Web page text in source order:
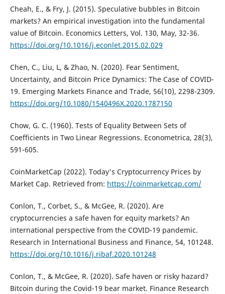
Cheah, E., & Fry, J. (2015). Speculative bubbles in Bitcoin
markets? An empirical investigation into the fundamental
value of Bitcoin. Economics Letters, Vol. 130, May, 32-36.
https://doi.org/10.1016/j.econlet.2015.02.029
Chen, C., Liu, L, & Zhao, N. (2020). Fear Sentiment,
Uncertainty, and Bitcoin Price Dynamics: The Case of COVID-
19. Emerging Markets Finance and Trade, 56(10), 2298-2309.
https://doi.org/10.1080/1540496X.2020.1787150
Chow, G. C. (1960). Tests of Equality Between Sets of
Coefficients in Two Linear Regressions. Econometrica, 28(3),
591-605.
CoinMarketCap (2022). Today's Cryptocurrency Prices by
Market Cap. Retrieved from: https://coinmarketcap.com/
Conlon, T., Corbet, S., & McGee, R. (2020). Are
cryptocurrencies a safe haven for equity markets? An
international perspective from the COVID-19 pandemic.
Research in International Business and Finance, 54, 101248.
https://doi.org/10.1016/j.ribaf.2020.101248
Conlon, T., & McGee, R. (2020). Safe haven or risky hazard?
Bitcoin during the Covid-19 bear market. Finance Research